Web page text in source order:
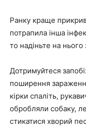
Ранку краще
потрапила інша
то надіньте на
Дотримуйтеся
поширення
кірки спаліть,
обробляли собаку,
стикатися хворий